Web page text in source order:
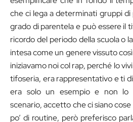
che ci lega a determinati gruppi
grado di parentela e può essere il
ricordo del periodo della scuola o
intesa come un genere vissuto
iniziavamo noi col rap, perché lo
tifoseria, era rappresentativo e ti
era solo un esempio e non lo
scenario, accetto che ci siano cose
po’ di routine, però preferisco